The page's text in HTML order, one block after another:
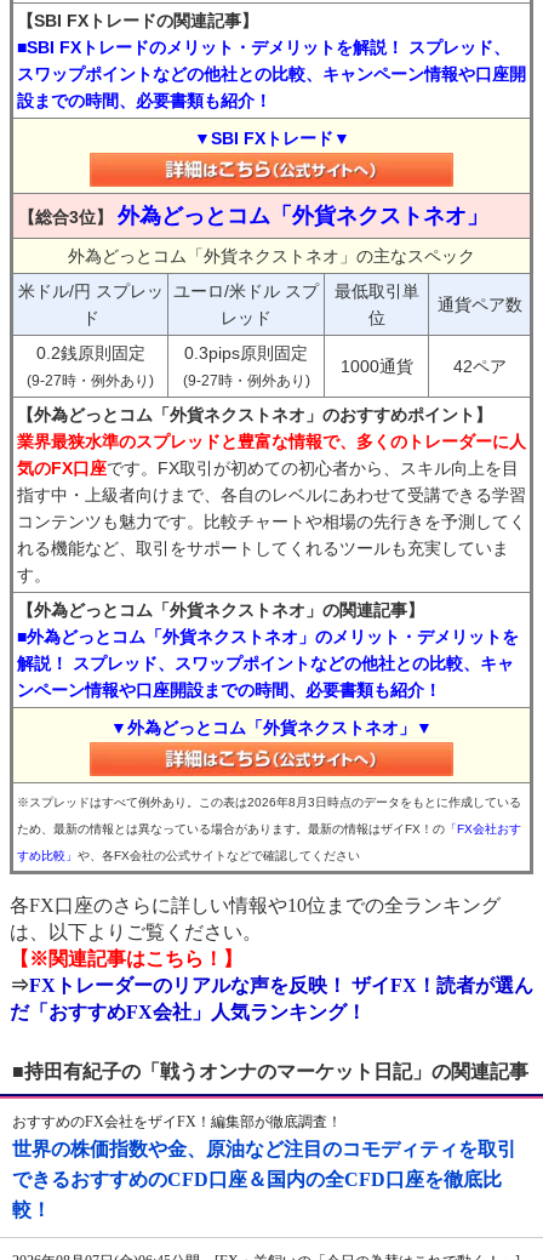
【SBI FXトレードの関連記事】
■SBI FXトレードのメリット・デメリットを解説！ スプレッド、
スワップポイントなどの他社との比較、キャンペーン情報や口座開
設までの時間、必要書類も紹介！
▼SBI FXトレード▼
【総合3位】 外為どっとコム「外貨ネクストネオ」
外為どっとコム「外貨ネクストネオ」の主なスペック
米ドル/円 スプレッ
ド
ユーロ/米ドル スプ
レッド
最低取引単
位
通貨ペア数
0.2銭原則固定
(9-27時・例外あり)
0.3pips原則固定
(9-27時・例外あり)
1000通貨 42ペア
【外為どっとコム「外貨ネクストネオ」のおすすめポイント】
業界最狭水準のスプレッドと豊富な情報で、多くのトレーダーに人
気のFX口座です。FX取引が初めての初心者から、スキル向上を目
指す中・上級者向けまで、各自のレベルにあわせて受講できる学習
コンテンツも魅力です。比較チャートや相場の先行きを予測してく
れる機能など、取引をサポートしてくれるツールも充実していま
す。
【外為どっとコム「外貨ネクストネオ」の関連記事】
■外為どっとコム「外貨ネクストネオ」のメリット・デメリットを
解説！ スプレッド、スワップポイントなどの他社との比較、キャ
ンペーン情報や口座開設までの時間、必要書類も紹介！
▼外為どっとコム「外貨ネクストネオ」▼
※スプレッドはすべて例外あり。この表は2026年8月3日時点のデータをもとに作成している
ため、最新の情報とは異なっている場合があります。最新の情報はザイFX！の 「FX会社おす
すめ比較」 や、各FX会社の公式サイトなどで確認してください
各FX口座のさらに詳しい情報や10位までの全ランキング
は、以下よりご覧ください。
【※関連記事はこちら！】
⇒FXトレーダーのリアルな声を反映！ ザイFX！読者が選ん
だ「おすすめFX会社」人気ランキング！
■持田有紀子の「戦うオンナのマーケット日記」の関連記事
おすすめのFX会社をザイFX！編集部が徹底調査！
世界の株価指数や金、原油など注目のコモディティを取引
できるおすすめのCFD口座＆国内の全CFD口座を徹底比
較！